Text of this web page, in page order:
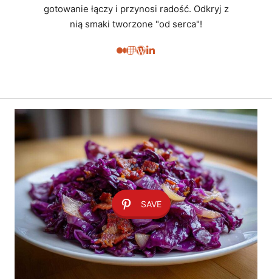
gotowanie łączy i przynosi radość. Odkryj z
nią smaki tworzone "od serca"!
SAVE